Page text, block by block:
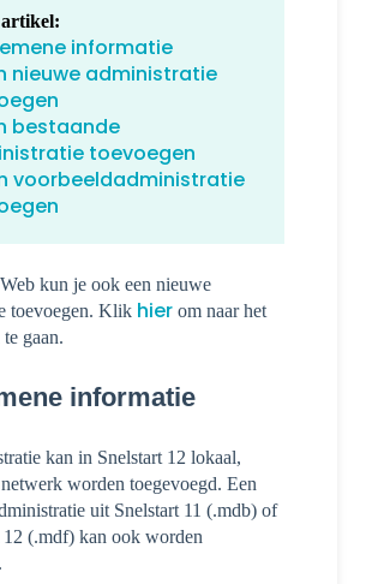
informatie
nieuwe administratie
bestaande
toevoegen
voorbeeldadministratie
kun je ook een nieuwe
toevoegen. Klik hier om naar het
gaan.
informatie
kan in Snelstart 12 lokaal,
worden toegevoegd. Een
uit Snelstart 11 (.mdb) of
12 (.mdf) kan ook worden